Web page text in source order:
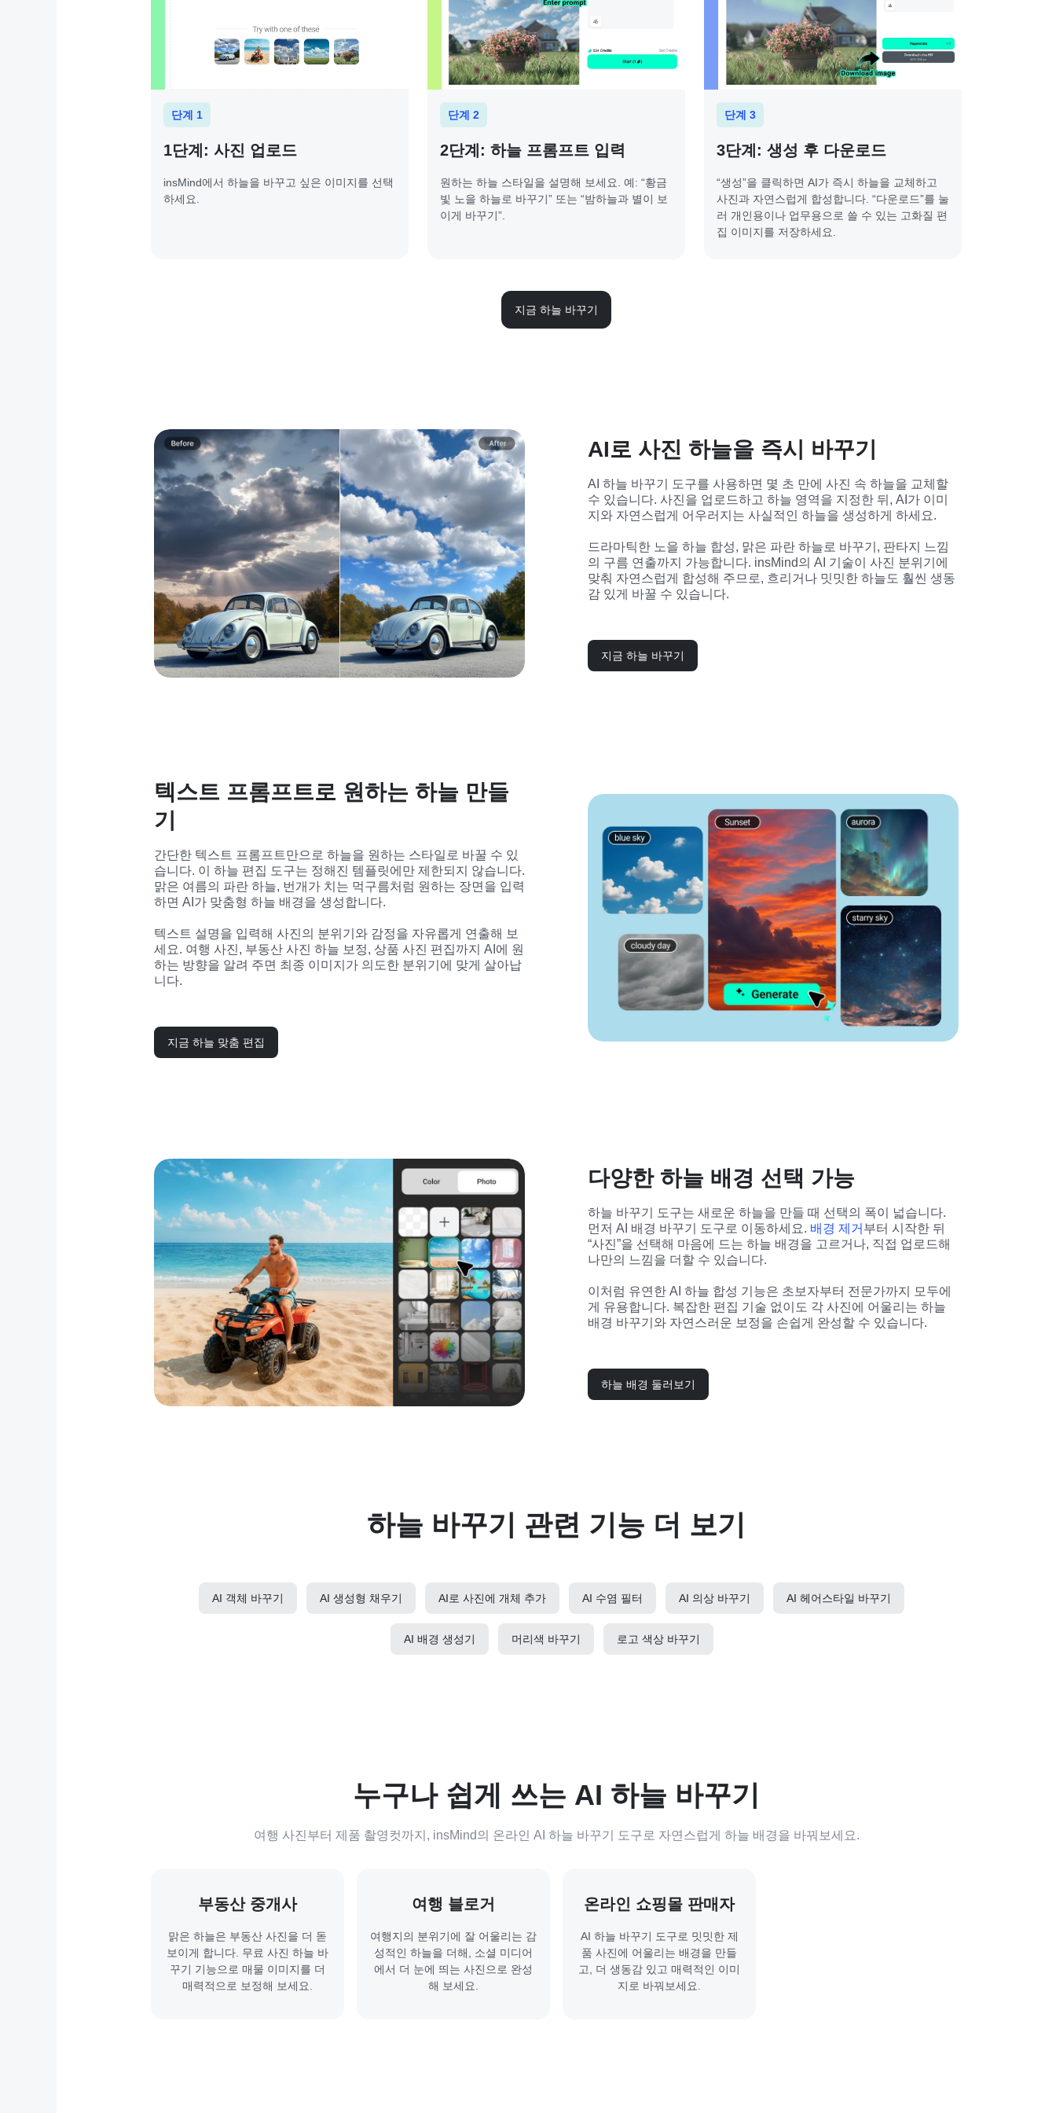
단계 1
1단계: 사진 업로드
insMind에서 하늘을 바꾸고 싶은 이미지를 선택
하세요.
단계 2
2단계: 하늘 프롬프트 입력
원하는 하늘 스타일을 설명해 보세요. 예: “황금
빛 노을 하늘로 바꾸기” 또는 “밤하늘과 별이 보
이게 바꾸기”.
단계 3
3단계: 생성 후 다운로드
“생성”을 클릭하면 AI가 즉시 하늘을 교체하고
사진과 자연스럽게 합성합니다. “다운로드”를 눌
러 개인용이나 업무용으로 쓸 수 있는 고화질 편
집 이미지를 저장하세요.
지금 하늘 바꾸기
AI로 사진 하늘을 즉시 바꾸기
AI 하늘 바꾸기 도구를 사용하면 몇 초 만에 사진 속 하늘을 교체할
수 있습니다. 사진을 업로드하고 하늘 영역을 지정한 뒤, AI가 이미
지와 자연스럽게 어우러지는 사실적인 하늘을 생성하게 하세요.
드라마틱한 노을 하늘 합성, 맑은 파란 하늘로 바꾸기, 판타지 느낌
의 구름 연출까지 가능합니다. insMind의 AI 기술이 사진 분위기에
맞춰 자연스럽게 합성해 주므로, 흐리거나 밋밋한 하늘도 훨씬 생동
감 있게 바꿀 수 있습니다.
지금 하늘 바꾸기
텍스트 프롬프트로 원하는 하늘 만들
기
간단한 텍스트 프롬프트만으로 하늘을 원하는 스타일로 바꿀 수 있
습니다. 이 하늘 편집 도구는 정해진 템플릿에만 제한되지 않습니다.
맑은 여름의 파란 하늘, 번개가 치는 먹구름처럼 원하는 장면을 입력
하면 AI가 맞춤형 하늘 배경을 생성합니다.
텍스트 설명을 입력해 사진의 분위기와 감정을 자유롭게 연출해 보
세요. 여행 사진, 부동산 사진 하늘 보정, 상품 사진 편집까지 AI에 원
하는 방향을 알려 주면 최종 이미지가 의도한 분위기에 맞게 살아납
니다.
지금 하늘 맞춤 편집
다양한 하늘 배경 선택 가능
하늘 바꾸기 도구는 새로운 하늘을 만들 때 선택의 폭이 넓습니다.
먼저 AI 배경 바꾸기 도구로 이동하세요. 배경 제거 부터 시작한 뒤
“사진”을 선택해 마음에 드는 하늘 배경을 고르거나, 직접 업로드해
나만의 느낌을 더할 수 있습니다.
이처럼 유연한 AI 하늘 합성 기능은 초보자부터 전문가까지 모두에
게 유용합니다. 복잡한 편집 기술 없이도 각 사진에 어울리는 하늘
배경 바꾸기와 자연스러운 보정을 손쉽게 완성할 수 있습니다.
하늘 배경 둘러보기
하늘 바꾸기 관련 기능 더 보기
AI 객체 바꾸기 AI 생성형 채우기 AI로 사진에 개체 추가 AI 수염 필터 AI 의상 바꾸기 AI 헤어스타일 바꾸기
AI 배경 생성기 머리색 바꾸기 로고 색상 바꾸기
누구나 쉽게 쓰는 AI 하늘 바꾸기
여행 사진부터 제품 촬영컷까지, insMind의 온라인 AI 하늘 바꾸기 도구로 자연스럽게 하늘 배경을 바꿔보세요.
부동산 중개사
맑은 하늘은 부동산 사진을 더 돋
보이게 합니다. 무료 사진 하늘 바
꾸기 기능으로 매물 이미지를 더
매력적으로 보정해 보세요.
여행 블로거
여행지의 분위기에 잘 어울리는 감
성적인 하늘을 더해, 소셜 미디어
에서 더 눈에 띄는 사진으로 완성
해 보세요.
온라인 쇼핑몰 판매자
AI 하늘 바꾸기 도구로 밋밋한 제
품 사진에 어울리는 배경을 만들
고, 더 생동감 있고 매력적인 이미
지로 바꿔보세요.